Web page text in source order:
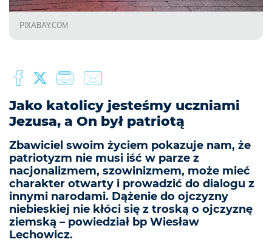
PIXABAY.COM
Jako katolicy jesteśmy uczniami
Jezusa, a On był patriotą
Zbawiciel swoim życiem pokazuje nam, że
patriotyzm nie musi iść w parze z
nacjonalizmem, szowinizmem, może mieć
charakter otwarty i prowadzić do dialogu z
innymi narodami. Dążenie do ojczyzny
niebieskiej nie kłóci się z troską o ojczyznę
ziemską – powiedział bp Wiesław
Lechowicz.